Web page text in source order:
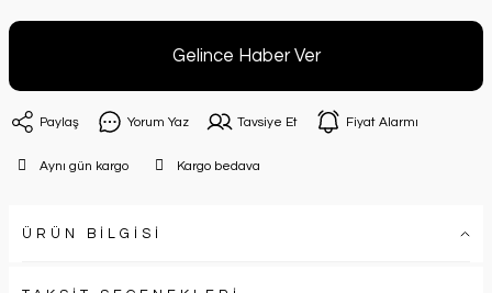
Gelince Haber Ver
Paylaş Yorum Yaz Tavsiye Et Fiyat Alarmı
Aynı gün kargo Kargo bedava
ÜRÜN BİLGİSİ